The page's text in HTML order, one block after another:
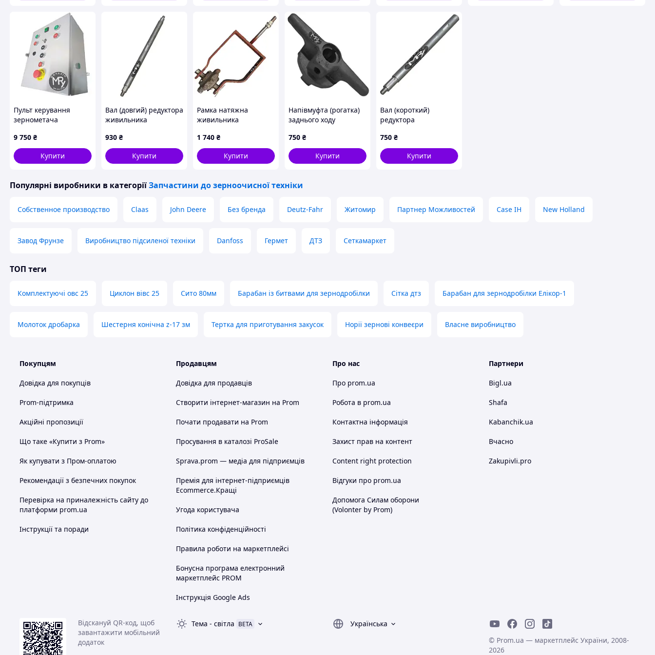
Пульт керування
зернометача
05.010
9 750 ₴
Купити
Вал (довгий) редуктора
живильника
ЗМ-30/60/90 | ЗП
02.617
930 ₴
Купити
Рамка натяжна
живильника
ЗМ-30/60/90 | ЗП
02.170
1 740 ₴
Купити
Напівмуфта (рогатка)
заднього ходу
ЗМ-30/60/90 | ЗП
01.102
750 ₴
Купити
Вал (короткий)
редуктора
зернометача
ЗМ-30/60/90 | ЗП
02.616
750 ₴
Купити
Популярні виробники в категоріїЗапчастини до зерноочисної техніки
Собственное производство Claas John Deere Без бренда Deutz-Fahr Житомир Партнер Можливостей Case IH New Holland
Завод Фрунзе Виробництво підсиленої техніки Danfoss Гермет ДТЗ Сеткамаркет
ТОП теги
Комплектуючі овс 25 Циклон вівс 25 Сито 80мм Барабан із битвами для зернодробілки Сітка дтз Барабан для зернодробілки Елікор-1
Молоток дробарка Шестерня конічна z-17 зм Тертка для приготування закусок Норії зернові конвеєри Власне виробництво
Покупцям
Довідка для покупців
Prom-підтримка
Акційні пропозиції
Що таке «Купити з Prom»
Як купувати з Пром-оплатою
Рекомендації з безпечних покупок
Перевірка на приналежність сайту до
платформи prom.ua
Інструкції та поради
Продавцям
Довідка для продавців
Створити інтернет-магазин на Prom
Почати продавати на Prom
Просування в каталозі ProSale
Sprava.prom — медіа для підприємців
Премія для інтернет-підприємців
Ecommerce.Кращі
Угода користувача
Політика конфіденційності
Правила роботи на маркетплейсі
Бонусна програма електронний
маркетплейс PROM
Інструкція Google Ads
Про нас
Про prom.ua
Робота в prom.ua
Контактна інформація
Захист прав на контент
Content right protection
Відгуки про prom.ua
Допомога Силам оборони
(Volonter by Prom)
Партнери
Bigl.ua
Shafa
Kabanchik.ua
Вчасно
Zakupivli.pro
Відскануй QR-код, щоб
завантажити мобільний
додаток
Тема - світла BETA
Українська
© Prom.ua — маркетплейс України, 2008-
2026